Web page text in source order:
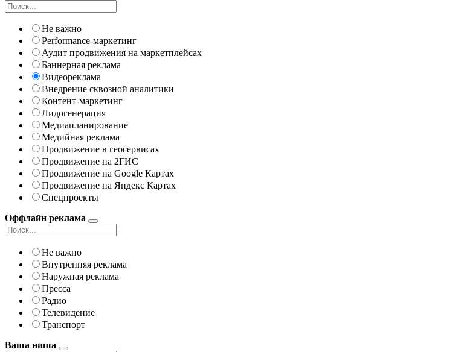
Не важно
Performance-маркетинг
Аудит продвижения на маркетплейсах
Баннерная реклама
Видеореклама
Внедрение сквозной аналитики
Контент-маркетинг
Лидогенерация
Медиапланирование
Медийная реклама
Продвижение в геосервисах
Продвижение на 2ГИС
Продвижение на Google Картах
Продвижение на Яндекс Картах
Спецпроекты
Оффлайн реклама
Не важно
Внутренняя реклама
Наружная реклама
Пресса
Радио
Телевидение
Транспорт
Ваша ниша